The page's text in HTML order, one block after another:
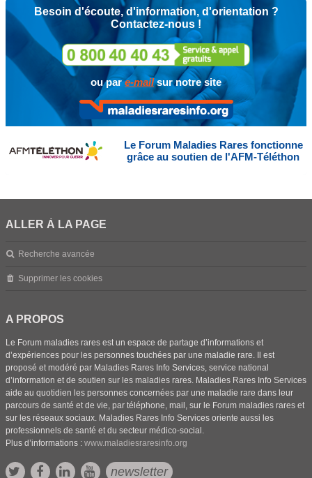
Besoin d'écoute, d'information, d'orientation ?
Contactez-nous !
ou pare-mailsur notre site
Le Forum Maladies Rares fonctionne
grâce au soutien de l'AFM-Téléthon
ALLER À LA PAGE
Recherche avancée
Supprimer les cookies
A PROPOS
Le Forum maladies rares est un espace de partage d’informations et
d’expériences pour les personnes touchées par une maladie rare. Il est
proposé et modéré par Maladies Rares Info Services, service national
d’information et de soutien sur les maladies rares. Maladies Rares Info Services
aide au quotidien les personnes concernées par une maladie rare dans leur
parcours de santé et de vie, par téléphone, mail, sur le Forum maladies rares et
sur les réseaux sociaux. Maladies Rares Info Services oriente aussi les
professionnels de santé et du secteur médico-social.
Plus d’informations : www.maladiesraresinfo.org
newsletter